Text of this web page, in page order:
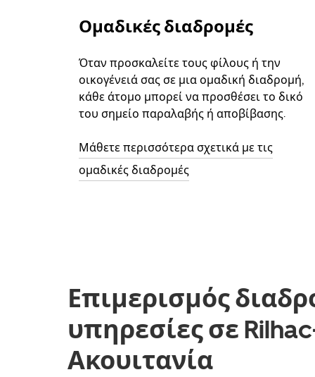
Ομαδικές διαδρομές
Όταν προσκαλείτε τους φίλους ή την
οικογένειά σας σε μια ομαδική διαδρομή,
κάθε άτομο μπορεί να προσθέσει το δικό
του σημείο παραλαβής ή αποβίβασης.
Μάθετε περισσότερα σχετικά με τις
ομαδικές διαδρομές
Επιμερισμός
υπηρεσίες σε
Ακουιτανία